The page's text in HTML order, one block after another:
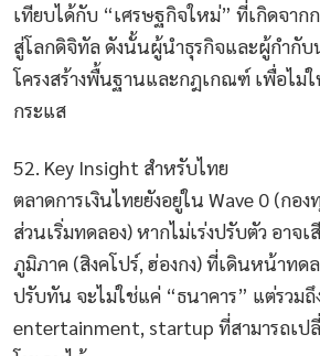
เทียบได้กับ “เศรษฐกิจใหม่” ที่เกิดจาก
สู่โลกดิจิทัล ดังนั้นผู้นำธุรกิจและผู้กำกับ
โครงสร้างพื้นฐานและกฎเกณฑ์ เพื่อไม่
กระแส
52. Key Insight สำหรับไทย
ตลาดการเงินไทยยังอยู่ใน Wave 0 (กอ
ส่วนเริ่มทดลอง) หากไม่เร่งปรับตัว อาจ
ภูมิภาค (สิงคโปร์, ฮ่องกง) ที่เดินหน้าทดล
ปรับทัน จะไม่ใช่แค่ “ธนาคาร” แต่รวมถึ
entertainment, startup ที่สามารถเป